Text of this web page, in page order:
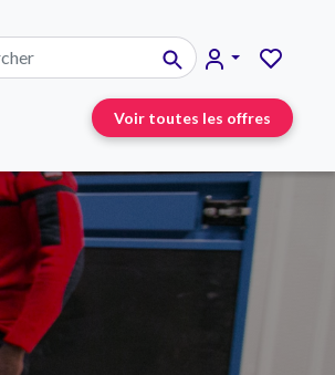
Voir toutes les offres